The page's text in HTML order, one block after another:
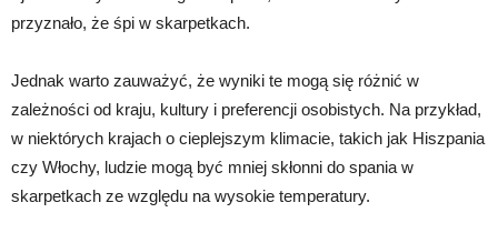
przyznało, że śpi w skarpetkach.
Jednak warto zauważyć, że wyniki te mogą się różnić w
zależności od kraju, kultury i preferencji osobistych. Na przykład,
w niektórych krajach o cieplejszym klimacie, takich jak Hiszpania
czy Włochy, ludzie mogą być mniej skłonni do spania w
skarpetkach ze względu na wysokie temperatury.